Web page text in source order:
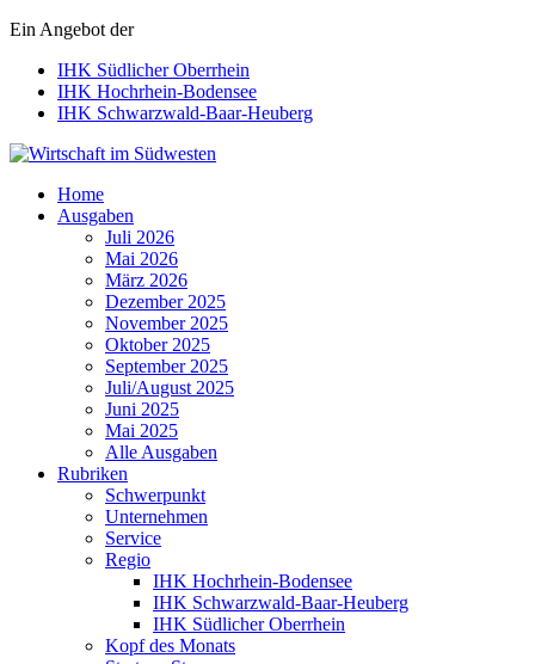
Ein Angebot der
IHK Südlicher Oberrhein
IHK Hochrhein-Bodensee
IHK Schwarzwald-Baar-Heuberg
Wirtschaft im Südwesten
Home
Ausgaben
Juli 2026
Mai 2026
März 2026
Dezember 2025
November 2025
Oktober 2025
September 2025
Juli/August 2025
Juni 2025
Mai 2025
Alle Ausgaben
Rubriken
Schwerpunkt
Unternehmen
Service
Regio
IHK Hochrhein-Bodensee
IHK Schwarzwald-Baar-Heuberg
IHK Südlicher Oberrhein
Kopf des Monats